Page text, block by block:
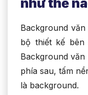
Background
bộ thiết kế bên
Background
phía sau, tấm
là background.